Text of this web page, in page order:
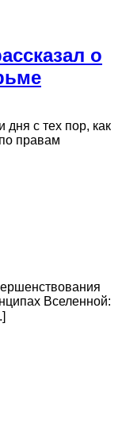
о
дня с тех пор, как
правам
Вселенной: